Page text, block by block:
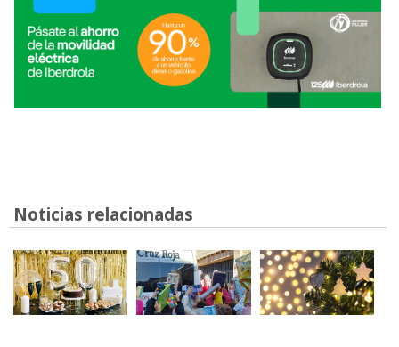
Noticias relacionadas